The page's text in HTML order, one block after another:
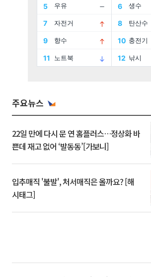
주요뉴스
22일 만에 다시 문 연 홈플러스…정상화 바
쁜데 재고 없어 ‘발동동’[가보니]
입추매직 '불발', 처서매직은 올까요? [해
시태그]